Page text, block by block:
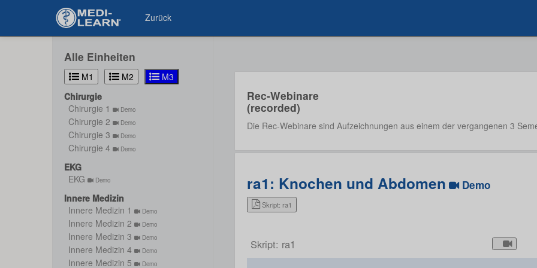
Zurück
Alle Einheiten
M1 M2
M3
Chirurgie
Chirurgie 1
Demo
Chirurgie 2 Demo
Chirurgie 3 Demo
Chirurgie 4 Demo
EKG
EKG
Demo
Innere Medizin
Innere Medizin 1
Demo
Innere Medizin 2 Demo
Innere Medizin 3 Demo
Innere Medizin 4 Demo
Innere Medizin 5 Demo
Rec-Webinare
(recorded)
Die Rec-Webinare sind Aufzeichnungen aus einem der vergangenen 3
ra1: Knochen und Abdomen Demo
Skript: ra1
Skript: ra1